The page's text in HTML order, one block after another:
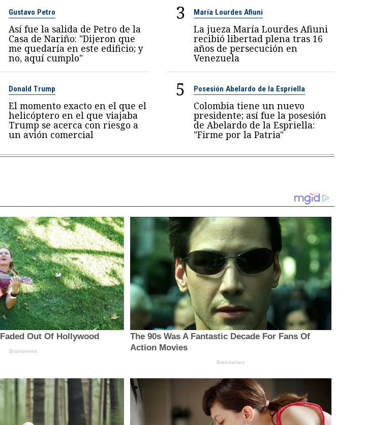
Gustavo Petro
Así fue la salida de Petro de la
Casa de Nariño: "Dijeron que
me quedaría en este edificio; y
no, aquí cumplo"
3 María Lourdes Afiuni
La jueza María Lourdes Afiuni
recibió libertad plena tras 16
años de persecución en
Venezuela
Donald Trump
El momento exacto en el que el
helicóptero en el que viajaba
Trump se acerca con riesgo a
un avión comercial
5 Posesión Abelardo de la Espriella
Colombia tiene un nuevo
presidente; así fue la posesión
de Abelardo de la Espriella:
"Firme por la Patria"